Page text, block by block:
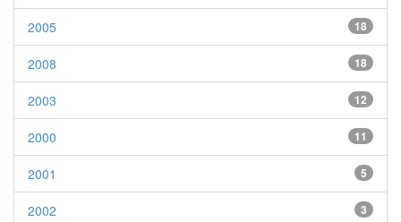
18
2005
18
2008
12
2003
11
2000
5
2001
3
2002